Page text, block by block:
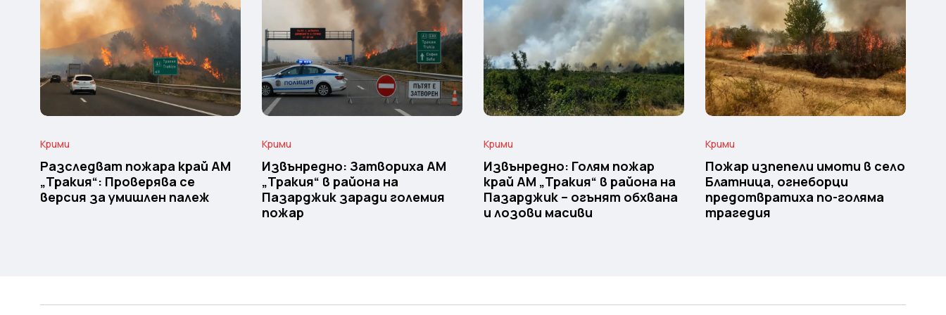
Крими
Разследват пожара край АМ
„Тракия“: Проверява се
версия за умишлен палеж
Крими
Извънредно: Затвориха АМ
„Тракия“ в района на
Пазарджик заради големия
пожар
Крими
Извънредно: Голям пожар
край АМ „Тракия“ в района на
Пазарджик – огънят обхвана
и лозови масиви
Крими
Пожар изпепели имоти в село
Блатница, огнеборци
предотвратиха по-голяма
трагедия